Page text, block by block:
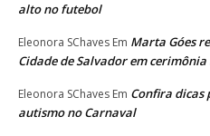
alto no futebol
Eleonora SChaves Em Marta Góes
Cidade de Salvador em
Eleonora SChaves Em Confira dicas
autismo no Carnaval